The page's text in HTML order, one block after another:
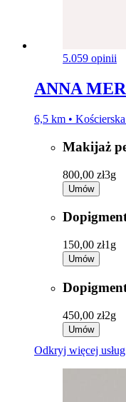
5.059 opinii
ANNA
6,5 km •
Makijaż
800,00 zł3g
Umów
150,00 zł1g
Umów
450,00 zł2g
Umów
Odkryj więcej usług